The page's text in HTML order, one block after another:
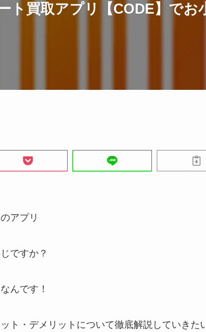
ト買取アプリ【CODE】でお
アプリ
ですか？
んです！
ト・デメリットについて徹底解説していきた